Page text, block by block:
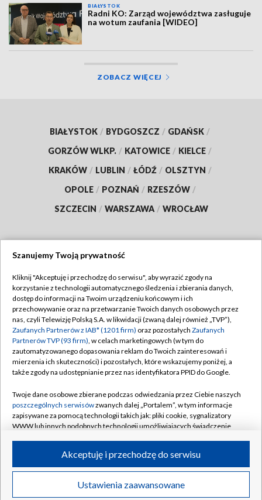
BIAŁYSTOK
Radni KO: Zarząd województwa zasługuje
na wotum zaufania [WIDEO]
ZOBACZ WIĘCEJ
BIAŁYSTOK / BYDGOSZCZ / GDAŃSK /
GORZÓW WLKP. / KATOWICE / KIELCE /
KRAKÓW / LUBLIN / ŁÓDŹ / OLSZTYN /
OPOLE / POZNAŃ / RZESZÓW /
SZCZECIN / WARSZAWA / WROCŁAW
TVP
Abonament TVP
Emisja w TVP
Centrum informacji TVP
Naziemna Telewizja Cyfrowa
Rada Programowa
System NOS
Informacje o nadawcy
Program dla prasy
Ogłoszenie przetargowe
Regulamin TVP
Polityka prywatności
Moje zgody
Pomoc
Kontakt
Kanały
©2026 Telewizja Polska S.A. w likwidacji
Szanujemy Twoją prywatność
Kliknij "Akceptuję i przechodzę do serwisu", aby wyrazić zgody na
korzystanie z technologii automatycznego śledzenia i zbierania danych,
dostęp do informacji na Twoim urządzeniu końcowym i ich
przechowywanie oraz na przetwarzanie Twoich danych osobowych przez
nas, czyli Telewizję Polską S.A. w likwidacji (zwaną dalej również „TVP”),
Zaufanych Partnerów z IAB* (1201 firm) oraz pozostałych Zaufanych
Partnerów TVP (93 firm), w celach marketingowych (w tym do
zautomatyzowanego dopasowania reklam do Twoich zainteresowań i
mierzenia ich skuteczności) i pozostałych, które wskazujemy poniżej, a
także zgody na udostępnianie przez nas identyfikatora PPID do Google.
Twoje dane osobowe zbierane podczas odwiedzania przez Ciebie naszych
poszczególnych serwisówzwanych dalej „Portalem”, w tym informacje
zapisywane za pomocą technologii takich jak: pliki cookie, sygnalizatory
WWW lub innych podobnych technologii umożliwiających świadczenie
ruchu w Internecie.
Twoje dane osobowe zbierane podczas odwiedzania przez Ciebie
poszczególnych serwisówna Portalu, takie jak adresy IP, identyfikatory
Ustawienia zaawansowane
Akceptuję i przechodzę do serwisu